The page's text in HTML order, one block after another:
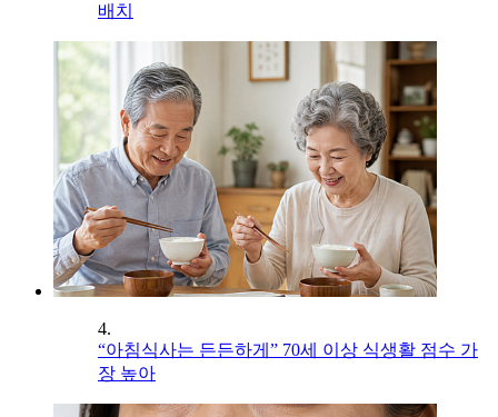
배치
4.
“아침식사는 든든하게” 70세 이상 식생활 점수 가
장 높아